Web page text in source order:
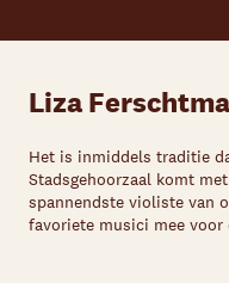
Liza
Het is inmiddels traditie
Stadsgehoorzaal komt
spannendste violiste van
favoriete musici mee